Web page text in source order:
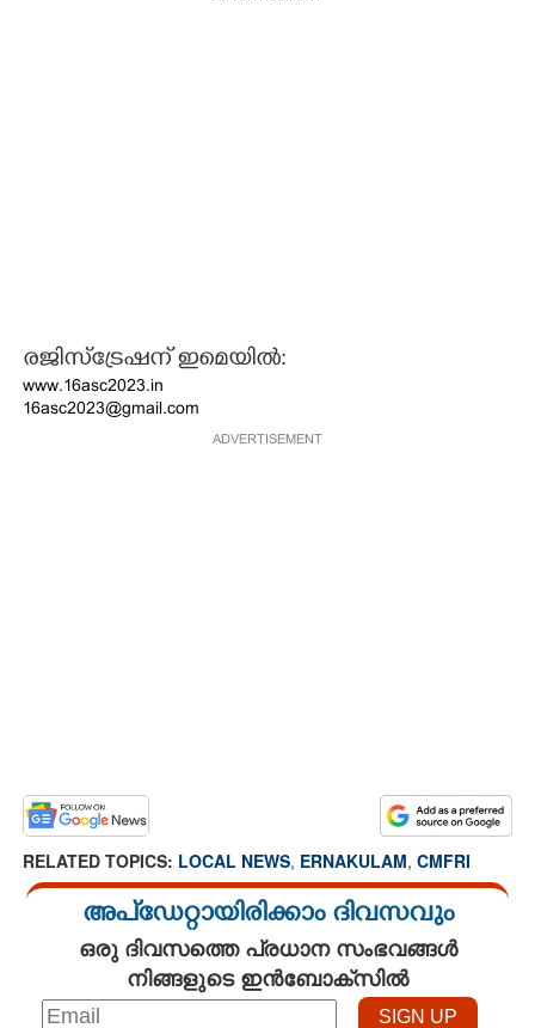
രജിസ്ട്രേഷന്
www.16asc2023.in
ഇമെയിൽ:
16asc2023@gmail.com
ADVERTISEMENT
RELATED TOPICS: LOCAL NEWS, ERNAKULAM, CMFRI
അപ്ഡേറ്റായിരിക്കാം ദിവസവും
ഒരു ദിവസത്തെ പ്രധാന സംഭവങ്ങൾ
നിങ്ങളുടെ ഇൻബോക്സിൽ